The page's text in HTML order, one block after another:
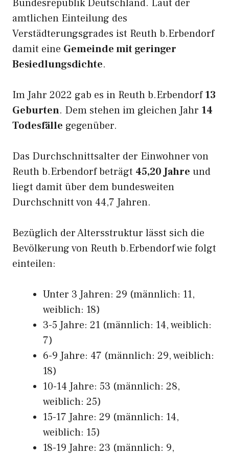
Bundesrepublik Deutschland. Laut der
amtlichen Einteilung des
Verstädterungsgrades ist Reuth b.Erbendorf
damit eine Gemeinde mit geringer
Besiedlungsdichte.
Im Jahr 2022 gab es in Reuth b.Erbendorf13
Geburten. Dem stehen im gleichen Jahr 14
Todesfälle gegenüber.
Das Durchschnittsalter der Einwohner von
Reuth b.Erbendorf beträgt 45,20 Jahre und
liegt damit über dem bundesweiten
Durchschnitt von 44,7 Jahren.
Bezüglich der Altersstruktur lässt sich die
Bevölkerung von Reuth b.Erbendorf wie folgt
einteilen:
Unter 3 Jahren: 29 (männlich: 11,
weiblich: 18)
3-5 Jahre: 21 (männlich: 14, weiblich:
7)
6-9 Jahre: 47 (männlich: 29, weiblich:
18)
10-14 Jahre: 53 (männlich: 28,
weiblich: 25)
15-17 Jahre: 29 (männlich: 14,
weiblich: 15)
18-19 Jahre: 23 (männlich: 9,